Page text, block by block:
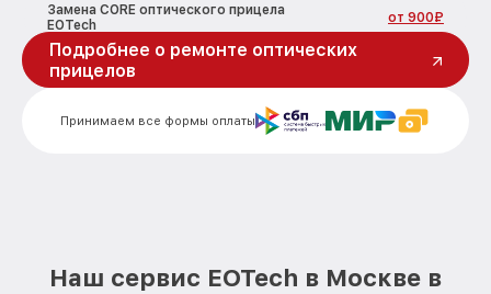
Замена CORE оптического прицела
EOTech
от 900₽
Ремонт встроенного дальнометра и
других устройств оптического прицела
от 750₽
EOTech
от 2000₽
Принимаем все формы оплаты
Подробнее о ремонте оптических
прицелов
Наш сервис EOTech в Москве в